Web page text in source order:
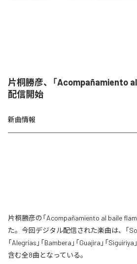
片桐勝彦、「Acompañamiento
配信開始
新曲情報
片桐勝彦の「Acompañamiento al baile
た。今回デジタル配信された楽曲は、「
「Alegrías」「Bambera」「Guajira」「Siguiriya
含む全8曲となっている。